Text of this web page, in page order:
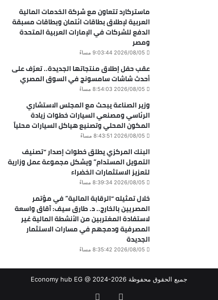
ماستركارد تتعاون مع شركة الخدمات المالية
العربية لإطلاق بطاقات ائتمان وبطاقات مسبقة
الدفع للشركات في الإمارات العربية المتحدة
ومصر
2026/08/05 9:03:44 مساءً
عقب حفل إطلاق منتجاتها الجديدة.. تعرّف على
أحدث شاشات سامسونج في السوق المصري
2026/08/05 8:54:03 مساءً
وزير الصناعة يبحث مع المجلس الاستشاري
الرئاسي ومصنعي السيارات خطوات زيادة
المكون المحلي وتصنيع هياكل السيارات محلياً
2026/08/05 8:43:51 مساءً
البنك المركزي يطلق خطوات إصدار “تصنيف
التمويل المستدام” ويشكل مجموعة عمل وزارية
لتعزيز الاستثمارات الخضراء
2026/08/05 8:39:34 مساءً
خلال تمثيله “الرقابة المالية” في مؤتمر
المصريين بالخارج.. د. طارق سيف: آقاق واسعة
لاستفادة المغتربين من الأنشطة المالية غير
المصرفية ودمجهم في مسارات الاستثمار
الجديدة
2026/08/05 8:35:42 مساءً
جميع الحقوق محفوظة Economy hub EG @ 2024-2026
فيسبوك